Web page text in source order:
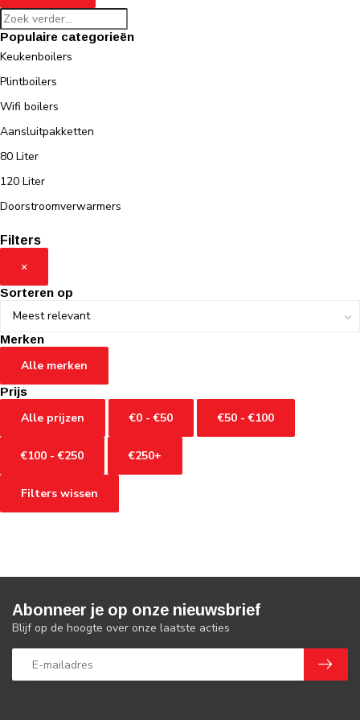
Populaire categorieën
Keukenboilers
Plintboilers
Wifi boilers
Aansluitpakketten
80 Liter
120 Liter
Doorstroomverwarmers
Filters
×
Sorteren op
Merken
Alle merken
Prijs
Alle prijzen €0 - €50 €50 - €100
€100 - €250 €250+
Filters wissen
Abonneer je op onze nieuwsbrief
Blijf op de hoogte over onze laatste acties